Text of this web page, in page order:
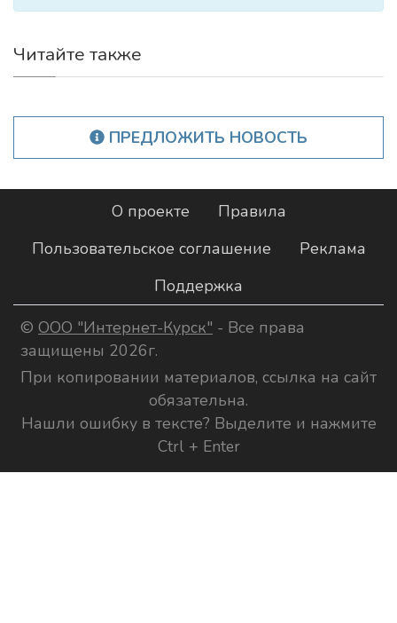
Читайте также
ПРЕДЛОЖИТЬ НОВОСТЬ
О проекте
Правила
Пользовательское соглашение
Реклама
Поддержка
© ООО "Интернет-Курск" - Все права
защищены 2026г.
При копировании материалов, ссылка на сайт
обязательна.
Нашли ошибку в тексте? Выделите и нажмите
Ctrl + Enter